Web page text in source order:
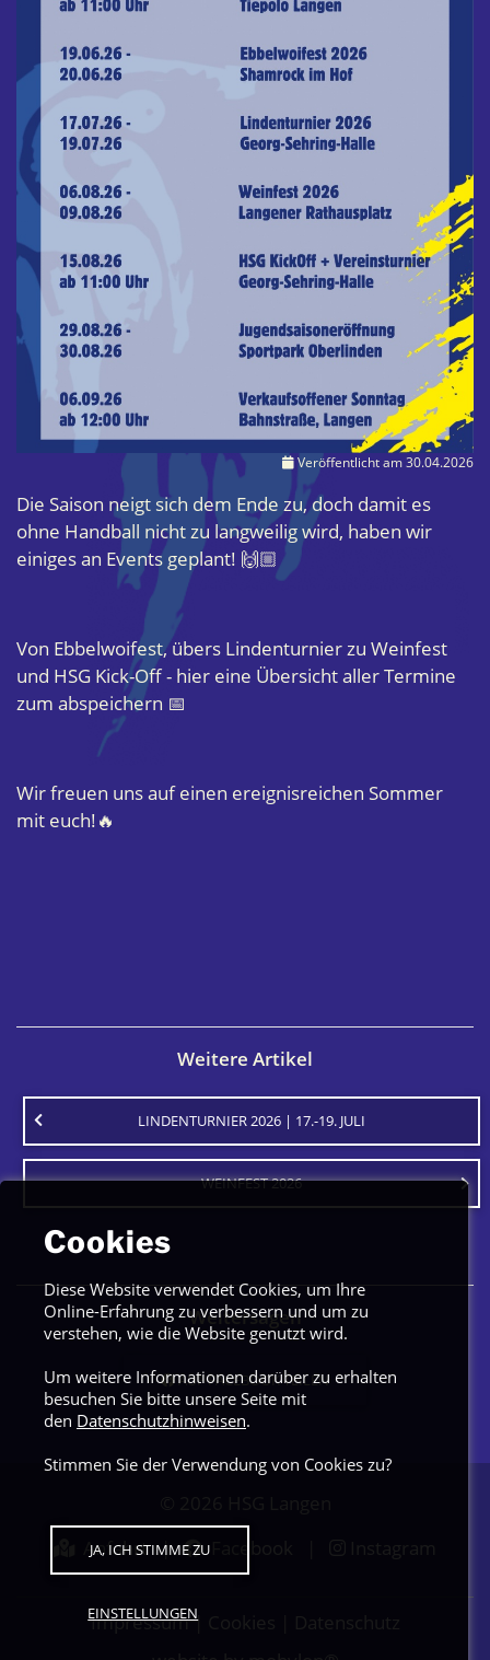
Veröffentlicht am 30.04.2026
Die Saison neigt sich dem Ende zu, doch damit es
ohne Handball nicht zu langweilig wird, haben wir
einiges an Events geplant! 🙌🏼
Von Ebbelwoifest, übers Lindenturnier zu Weinfest
und HSG Kick-Off - hier eine Übersicht aller Termine
zum abspeichern 📅
Wir freuen uns auf einen ereignisreichen Sommer
mit euch!🔥
Weitere Artikel
LINDENTURNIER 2026 | 17.-19. JULI
WEINFEST 2026
Weitersagen
AUF FACEBOOK TEILEN
Anfahrt |
Impressum|
Cookies
Diese Website verwendet Cookies, um Ihre
Online-Erfahrung zu verbessern und um zu
verstehen, wie die Website genutzt wird.
Um weitere Informationen darüber zu erhalten
besuchen Sie bitte unsere Seite mit
den Datenschutzhinweisen.
Stimmen Sie der Verwendung von Cookies zu?
JA, ICH STIMME ZU
EINSTELLUNGEN